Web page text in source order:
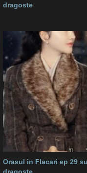
dragoste
Orasul in Flacari ep 29